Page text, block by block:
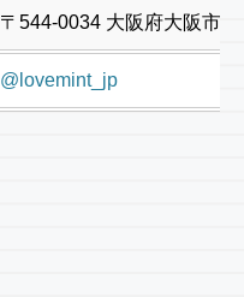
〒544-0034 大阪府大阪市
@lovemint_jp